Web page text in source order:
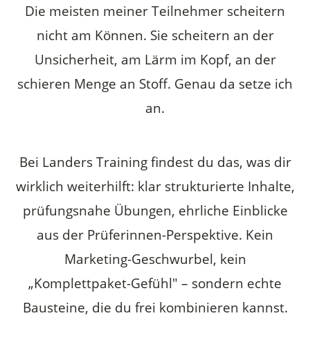
Die meisten meiner Teilnehmer scheitern
nicht am Können. Sie scheitern an der
Unsicherheit, am Lärm im Kopf, an der
schieren Menge an Stoff. Genau da setze ich
an.
Bei Landers Training findest du das, was dir
wirklich weiterhilft: klar strukturierte Inhalte,
prüfungsnahe Übungen, ehrliche Einblicke
aus der Prüferinnen-Perspektive. Kein
Marketing-Geschwurbel, kein
„Komplettpaket-Gefühl" – sondern echte
Bausteine, die du frei kombinieren kannst.